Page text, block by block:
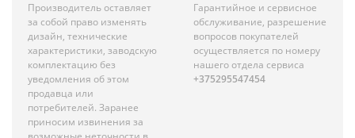
Производитель оставляет
за собой право изменять
дизайн, технические
характеристики, заводскую
комплектацию без
уведомления об этом
продавца или
потребителей. Заранее
приносим извинения за
Гарантийное и сервисное
обслуживание, разрешение
вопросов покупателей
осуществляется по номеру
нашего отдела сервиса
+375295547454